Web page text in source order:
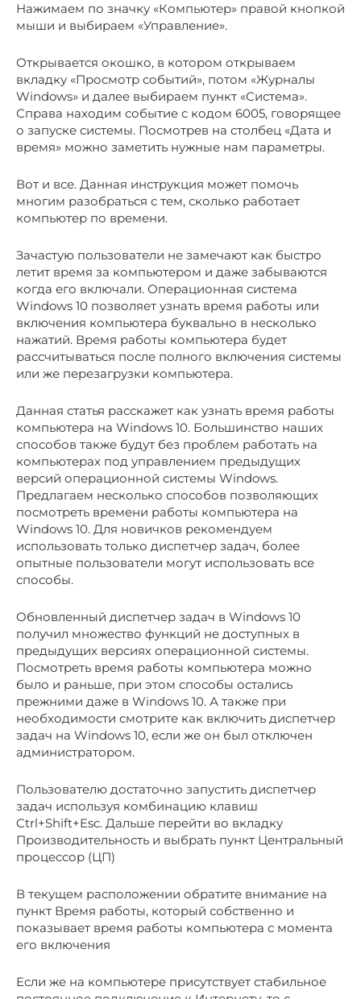
Нажимаем по значку «Компьютер» правой кнопкой
мыши и выбираем «Управление».
Открывается окошко, в котором открываем
вкладку «Просмотр событий», потом «Журналы
Windows» и далее выбираем пункт «Система».
Справа находим событие с кодом 6005, говорящее
о запуске системы. Посмотрев на столбец «Дата и
время» можно заметить нужные нам параметры.
Вот и все. Данная инструкция может помочь
многим разобраться с тем, сколько работает
компьютер по времени.
Зачастую пользователи не замечают как быстро
летит время за компьютером и даже забываются
когда его включали. Операционная система
Windows 10 позволяет узнать время работы или
включения компьютера буквально в несколько
нажатий. Время работы компьютера будет
рассчитываться после полного включения системы
или же перезагрузки компьютера.
Данная статья расскажет как узнать время работы
компьютера на Windows 10. Большинство наших
способов также будут без проблем работать на
компьютерах под управлением предыдущих
версий операционной системы Windows.
Предлагаем несколько способов позволяющих
посмотреть времени работы компьютера на
Windows 10. Для новичков рекомендуем
использовать только диспетчер задач, более
опытные пользователи могут использовать все
способы.
Обновленный диспетчер задач в Windows 10
получил множество функций не доступных в
предыдущих версиях операционной системы.
Посмотреть время работы компьютера можно
было и раньше, при этом способы остались
прежними даже в Windows 10. А также при
необходимости смотрите как включить диспетчер
задач на Windows 10, если же он был отключен
администратором.
Пользователю достаточно запустить диспетчер
задач используя комбинацию клавиш
Ctrl+Shift+Esc. Дальше перейти во вкладку
Производительность и выбрать пункт Центральный
процессор (ЦП)
В текущем расположении обратите внимание на
пункт Время работы, который собственно и
показывает время работы компьютера с момента
его включения
Если же на компьютере присутствует стабильное